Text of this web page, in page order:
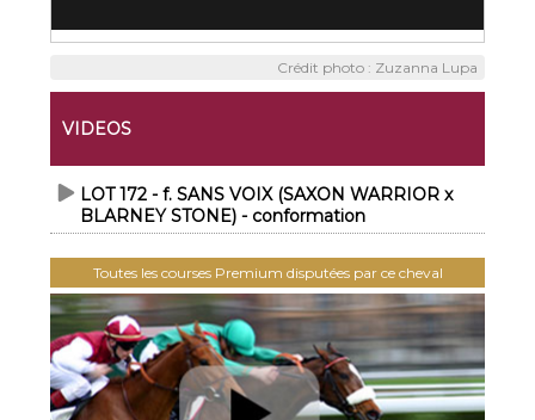
Crédit photo : Zuzanna Lupa
VIDEOS
LOT 172 - f. SANS VOIX (SAXON WARRIOR x
BLARNEY STONE) - conformation
Toutes les courses Premium disputées par ce cheval